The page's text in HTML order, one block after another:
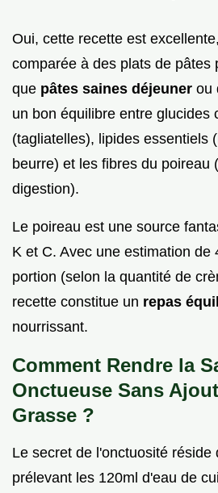
Oui, cette recette est
comparée à des plats de pâtes
que pâtes saines déjeuner ou
un bon équilibre entre glucides
(tagliatelles), lipides essentiels
beurre) et les fibres du poireau
digestion).
Le poireau est une source
K et C. Avec une estimation de
portion (selon la quantité de
recette constitue un repas
nourrissant.
Comment Rendre la
Onctueuse Sans
Grasse ?
Le secret de l'onctuosité réside
prélevant les 120ml d'eau de